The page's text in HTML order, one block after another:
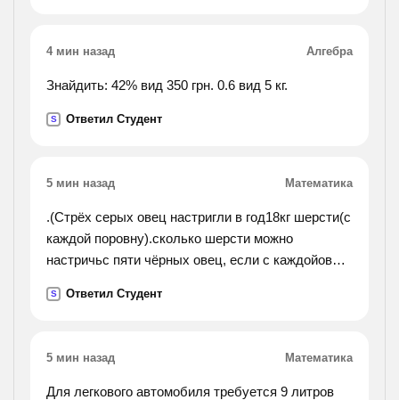
4 мин назад Алгебра
Знайдить: 42% вид 350 грн. 0.6 вид 5 кг.
S Ответил Студент
5 мин назад Математика
.(Стрёх серых овец настригли в год18кг шерсти(с
каждой поровну).сколько шерсти можно
настричьс пяти чёрных овец, если с каждойовцы
S Ответил Студент
5 мин назад Математика
Для легкового автомобиля требуется 9 литров